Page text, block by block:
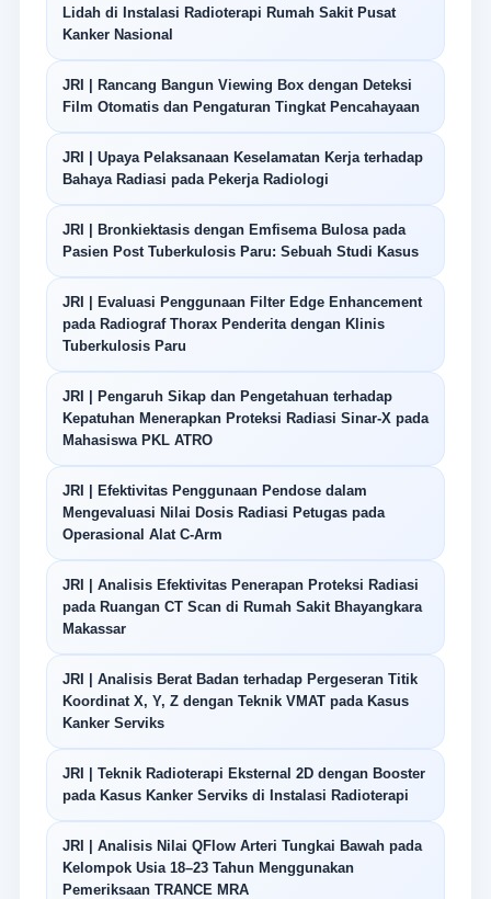
Lidah di Instalasi Radioterapi Rumah Sakit Pusat
Kanker Nasional
JRI | Rancang Bangun Viewing Box dengan Deteksi
Film Otomatis dan Pengaturan Tingkat Pencahayaan
JRI | Upaya Pelaksanaan Keselamatan Kerja terhadap
Bahaya Radiasi pada Pekerja Radiologi
JRI | Bronkiektasis dengan Emfisema Bulosa pada
Pasien Post Tuberkulosis Paru: Sebuah Studi Kasus
JRI | Evaluasi Penggunaan Filter Edge Enhancement
pada Radiograf Thorax Penderita dengan Klinis
Tuberkulosis Paru
JRI | Pengaruh Sikap dan Pengetahuan terhadap
Kepatuhan Menerapkan Proteksi Radiasi Sinar-X pada
Mahasiswa PKL ATRO
JRI | Efektivitas Penggunaan Pendose dalam
Mengevaluasi Nilai Dosis Radiasi Petugas pada
Operasional Alat C-Arm
JRI | Analisis Efektivitas Penerapan Proteksi Radiasi
pada Ruangan CT Scan di Rumah Sakit Bhayangkara
Makassar
JRI | Analisis Berat Badan terhadap Pergeseran Titik
Koordinat X, Y, Z dengan Teknik VMAT pada Kasus
Kanker Serviks
JRI | Teknik Radioterapi Eksternal 2D dengan Booster
pada Kasus Kanker Serviks di Instalasi Radioterapi
JRI | Analisis Nilai QFlow Arteri Tungkai Bawah pada
Kelompok Usia 18–23 Tahun Menggunakan
Pemeriksaan TRANCE MRA